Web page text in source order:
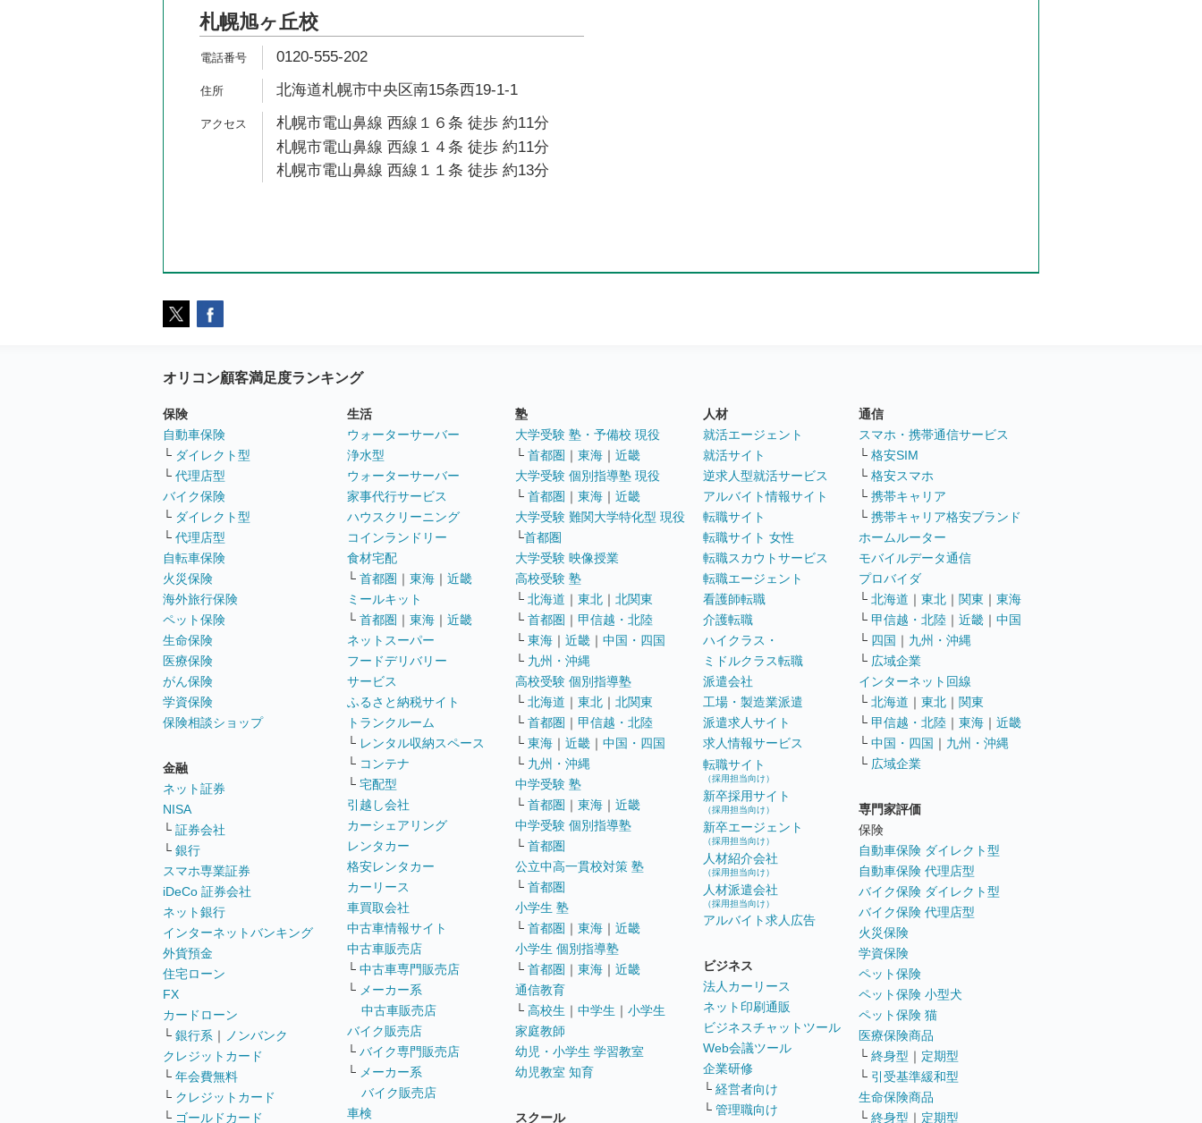
札幌旭ヶ丘校
0120-555-202
北海道札幌市中央区南15条西19-1-1
札幌市電山鼻線 西線１６条 徒歩 約11分
札幌市電山鼻線 西線１４条 徒歩 約11分
札幌市電山鼻線 西線１１条 徒歩 約13分
オリコン顧客満足度ランキング
保険
自動車保険
└ ダイレクト型
└ 代理店型
バイク保険
└ ダイレクト型
└ 代理店型
自転車保険
火災保険
海外旅行保険
ペット保険
生命保険
医療保険
がん保険
学資保険
保険相談ショップ
金融
ネット証券
NISA
└ 証券会社
└ 銀行
スマホ専業証券
iDeCo 証券会社
ネット銀行
インターネットバンキング
外貨預金
住宅ローン
FX
カードローン
└ 銀行系 ｜
ノンバンク
クレジットカード
└ 年会費無料
└ クレジットカード
└ ゴールドカード
生活
ウォーターサーバー
浄水型
ウォーターサーバー
家事代行サービス
ハウスクリーニング
コインランドリー
食材宅配
└ 首都圏 ｜ 東海 ｜ 近畿
ミールキット
└ 首都圏 ｜ 東海 ｜ 近畿
ネットスーパー
フードデリバリー
サービス
ふるさと納税サイト
トランクルーム
└ レンタル収納スペース
└ コンテナ
└ 宅配型
引越し会社
カーシェアリング
レンタカー
格安レンタカー
カーリース
車買取会社
中古車情報サイト
中古車販売店
└ 中古車専門販売店
└ メーカー系
中古車販売店
バイク販売店
└ バイク専門販売店
└ メーカー系
バイク販売店
車検
塾
大学受験 塾・予備校 現役
└ 首都圏 ｜ 東海 ｜ 近畿
大学受験 個別指導塾 現役
└ 首都圏 ｜ 東海 ｜ 近畿
大学受験 難関大学特化型 現役
└首都圏
大学受験 映像授業
高校受験 塾
└ 北海道 ｜ 東北 ｜ 北関東
└ 首都圏 ｜ 甲信越・北陸
└ 東海 ｜ 近畿 ｜ 中国・四国
└ 九州・沖縄
高校受験 個別指導塾
└ 北海道 ｜ 東北 ｜ 北関東
└ 首都圏 ｜ 甲信越・北陸
└ 東海 ｜ 近畿 ｜ 中国・四国
└ 九州・沖縄
中学受験 塾
└ 首都圏 ｜ 東海 ｜ 近畿
中学受験 個別指導塾
└ 首都圏
公立中高一貫校対策 塾
└ 首都圏
小学生 塾
└ 首都圏 ｜ 東海 ｜ 近畿
小学生 個別指導塾
└ 首都圏 ｜ 東海 ｜ 近畿
通信教育
└ 高校生 ｜ 中学生 ｜ 小学生
家庭教師
幼児・小学生 学習教室
幼児教室 知育
スクール
人材
就活エージェント
就活サイト
逆求人型就活サービス
アルバイト情報サイト
転職サイト
転職サイト 女性
転職スカウトサービス
転職エージェント
看護師転職
介護転職
ハイクラス・
ミドルクラス転職
派遣会社
工場・製造業派遣
派遣求人サイト
求人情報サービス
転職サイト
（採用担当向け）
新卒採用サイト
（採用担当向け）
新卒エージェント
（採用担当向け）
人材紹介会社
（採用担当向け）
人材派遣会社
（採用担当向け）
アルバイト求人広告
ビジネス
法人カーリース
ネット印刷通販
ビジネスチャットツール
Web会議ツール
企業研修
└ 経営者向け
└ 管理職向け
通信
スマホ・携帯通信サービス
└ 格安SIM
└ 格安スマホ
└ 携帯キャリア
└ 携帯キャリア格安ブランド
ホームルーター
モバイルデータ通信
プロバイダ
└ 北海道 ｜ 東北 ｜ 関東 ｜ 東海
└ 甲信越・北陸 ｜ 近畿 ｜ 中国
└ 四国 ｜ 九州・沖縄
└ 広域企業
インターネット回線
└ 北海道 ｜ 東北 ｜ 関東
└ 甲信越・北陸 ｜ 東海 ｜ 近畿
└ 中国・四国 ｜ 九州・沖縄
└ 広域企業
専門家評価
保険
自動車保険 ダイレクト型
自動車保険 代理店型
バイク保険 ダイレクト型
バイク保険 代理店型
火災保険
学資保険
ペット保険
ペット保険 小型犬
ペット保険 猫
医療保険商品
└ 終身型 ｜ 定期型
└ 引受基準緩和型
生命保険商品
└ 終身型 ｜ 定期型